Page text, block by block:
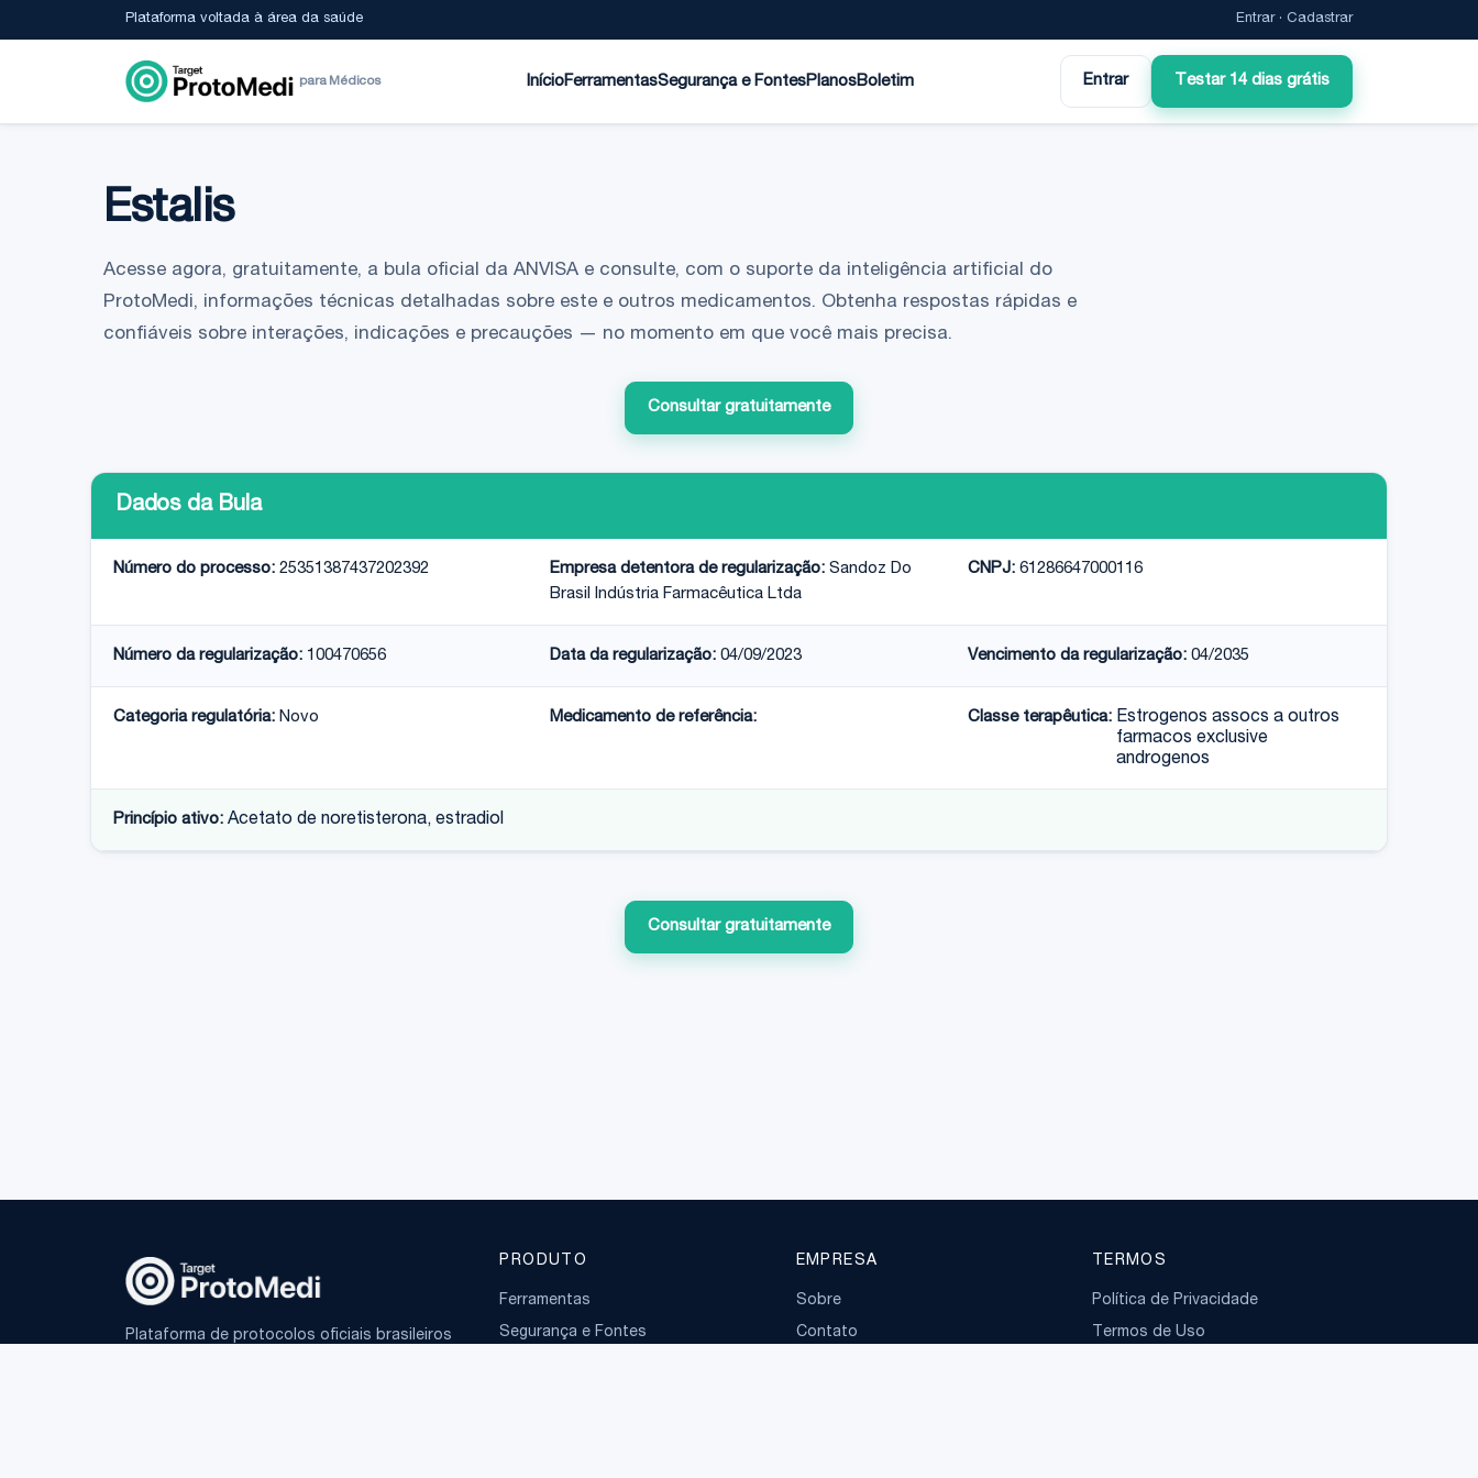
Plataforma voltada à área da saúde Entrar· Cadastrar
para Médicos InícioFerramentasSegurança e FontesPlanosBoletim Entrar Testar 14 dias grátis
Estalis
Acesse agora, gratuitamente, a bula oficial da ANVISA e consulte, com o suporte da inteligência artificial do
ProtoMedi, informações técnicas detalhadas sobre este e outros medicamentos. Obtenha respostas rápidas e
confiáveis sobre interações, indicações e precauções — no momento em que você mais precisa.
Consultar gratuitamente
Dados da Bula
Número do processo: 25351387437202392 Empresa detentora de regularização: Sandoz Do
Brasil Indústria Farmacêutica Ltda
CNPJ: 61286647000116
Número da regularização: 100470656 Data da regularização: 04/09/2023 Vencimento da regularização: 04/2035
Categoria regulatória: Novo Medicamento de referência: Classe terapêutica: Estrogenos assocs a outros
farmacos exclusive
androgenos
Princípio ativo: Acetato de noretisterona, estradiol
Consultar gratuitamente
Plataforma de protocolos oficiais brasileiros
PRODUTO
Ferramentas
Segurança e Fontes
EMPRESA
Sobre
Contato
TERMOS
Política de Privacidade
Termos de Uso